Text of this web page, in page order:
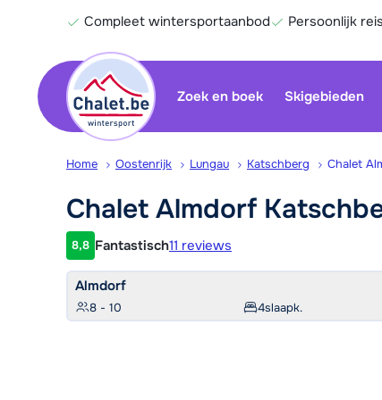
Compleet wintersportaanbod Persoonlijk
Zoek en boek Skigebieden
Home Oostenrijk Lungau Katschberg Chalet
Chalet Almdorf
Klantwaardering
8,8 Fantastisch11 reviews
Almdorf
8 - 10 4slaapk.